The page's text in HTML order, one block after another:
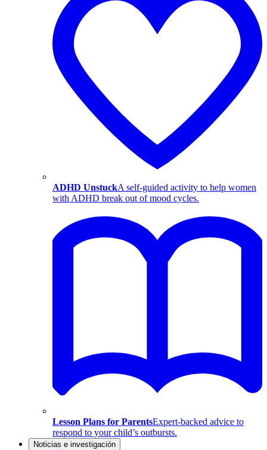
ADHD UnstuckA self-guided activity to help women
with ADHD break out of mood cycles.
Lesson Plans for ParentsExpert-backed advice to
respond to your child’s outbursts.
Noticias e investigación